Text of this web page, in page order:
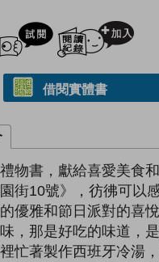
試閲
借閱實體書
物書，獻給喜愛美食
街10號》，彷彿可以
優雅和節日派對的喜
，那是好吃的味道，
忙著製作西班牙冷湯